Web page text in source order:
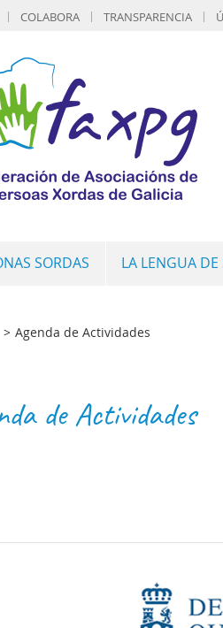
SORDAS LA LENGUA DE
COLABORA TRANSPARENCIA
Agenda de Actividades
de Actividades